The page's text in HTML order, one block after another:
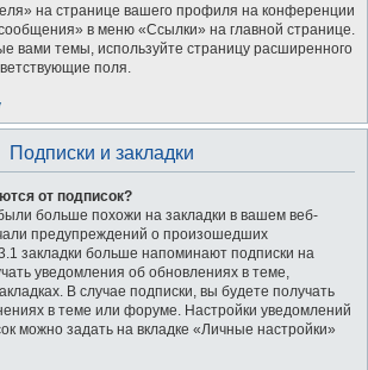
на странице вашего профиля на конференции
в меню «Ссылки» на главной странице.
вами темы, используйте страницу расширенного
поля.
Подписки и закладки
от подписок?
больше похожи на закладки в вашем веб-
предупреждений о произошедших
закладки больше напоминают подписки на
уведомления об обновлениях в теме,
В случае подписки, вы будете получать
в теме или форуме. Настройки уведомлений
можно задать на вкладке «Личные настройки»